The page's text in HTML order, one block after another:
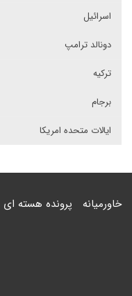
اسرائیل
دونالد ترامپ
ترکیه
برجام
ایالات متحده امریکا
خاورمیانه پرونده هسته ای